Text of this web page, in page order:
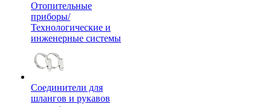
Отопительные
приборы/
Технологические и
инженерные системы
Соединители для
шлангов и рукавов